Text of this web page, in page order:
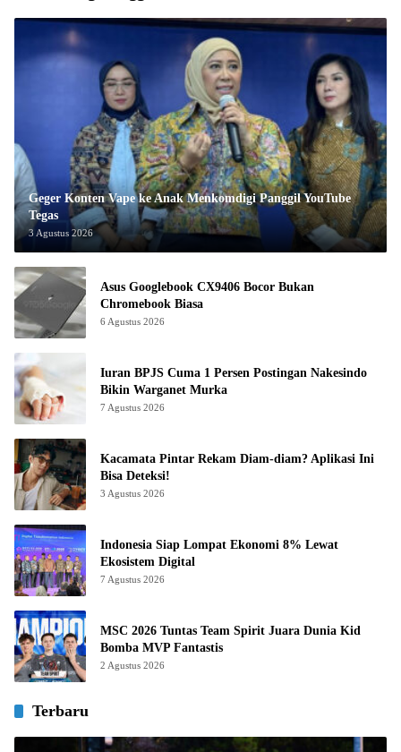
Geger Konten Vape ke Anak Menkomdigi Panggil YouTube
Tegas
3 Agustus 2026
Asus Googlebook CX9406 Bocor Bukan
Chromebook Biasa
6 Agustus 2026
Iuran BPJS Cuma 1 Persen Postingan Nakesindo
Bikin Warganet Murka
7 Agustus 2026
Kacamata Pintar Rekam Diam-diam? Aplikasi Ini
Bisa Deteksi!
3 Agustus 2026
Indonesia Siap Lompat Ekonomi 8% Lewat
Ekosistem Digital
7 Agustus 2026
MSC 2026 Tuntas Team Spirit Juara Dunia Kid
Bomba MVP Fantastis
2 Agustus 2026
Terbaru